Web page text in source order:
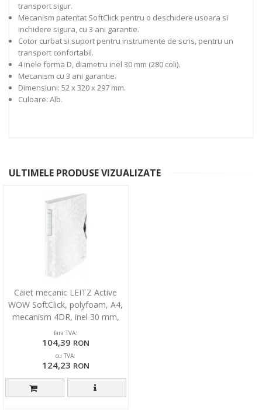
transport sigur.
Mecanism patentat SoftClick pentru o deschidere usoara si
inchidere sigura, cu 3 ani garantie.
Cotor curbat si suport pentru instrumente de scris, pentru un
transport confortabil.
4 inele forma D, diametru inel 30 mm (280 coli).
Mecanism cu 3 ani garantie.
Dimensiuni: 52 x 320 x 297 mm.
Culoare: Alb.
ULTIMELE PRODUSE VIZUALIZATE
Caiet mecanic LEITZ Active
WOW SoftClick, polyfoam, A4,
mecanism 4DR, inel 30 mm,
alb
fara TVA:
104,39 RON
cu TVA:
124,23 RON